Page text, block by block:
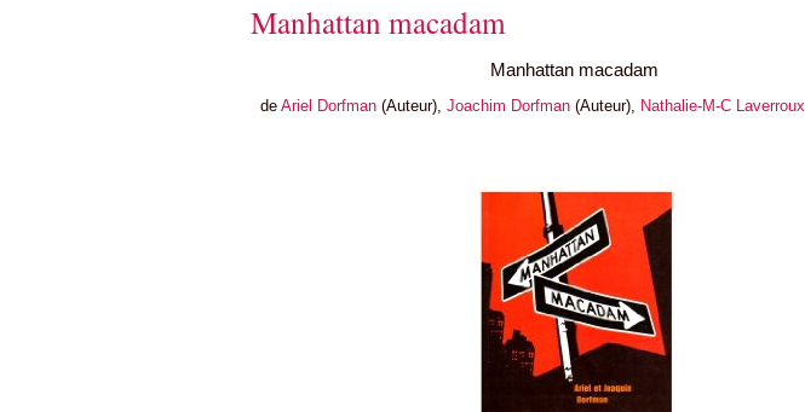
Manhattan macadam
Manhattan macadam
de Ariel Dorfman (Auteur), Joachim Dorfman (Auteur), Nathalie-M-C Laverroux